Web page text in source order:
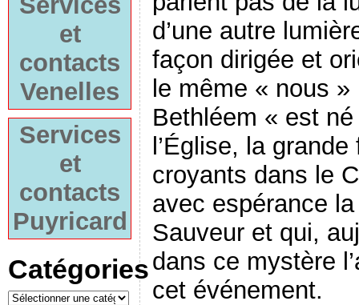
et
contacts
Venelles
Services
et
contacts
Puyricard
Catégories
d’une autre
façon dirigée et
le même « nous »
Bethléem « est
l’Église, la
croyants dans le
avec espérance
Sauveur et qui,
dans ce mystère
cet événement.